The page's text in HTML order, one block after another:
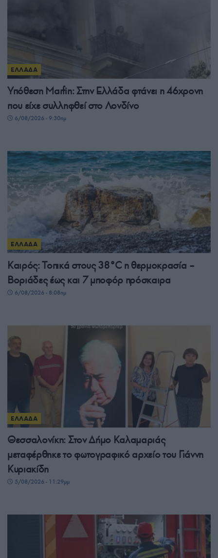
ΕΛΛΑΔΑ
Υπόθεση Μarfin: Στην Ελλάδα φτάνει η 46χρονη
που είχε συλληφθεί στο Λονδίνο
6/08/2026 - 9:30πμ
ΕΛΛΑΔΑ
Καιρός: Τοπικά στους 38°C η θερμοκρασία –
Βοριάδες έως και 7 μποφόρ πρόσκαιρα
6/08/2026 - 8:08πμ
ΕΛΛΑΔΑ
Θεσσαλονίκη: Στον Δήμο Καλαμαριάς
μεταφέρθηκε το φωτογραφικό αρχείο του Γιάννη
Κυριακίδη
5/08/2026 - 11:29μμ